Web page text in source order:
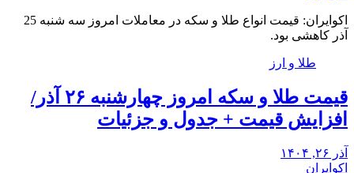
اکوایران: قیمت انواع طلا و سکه در معاملات امروز سه شنبه 25
آذر کاهشی بود.
طلا و ارز
قیمت طلا و سکه امروز چهارشنبه ۲۶ آذر/
افزایش قیمت + جدول و جزئیات
آذر ۲۶, ۱۴۰۴
اکوایران